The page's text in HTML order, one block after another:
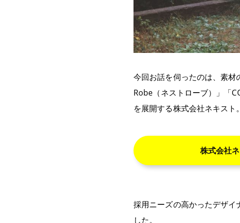
今回お話を伺ったのは、素
Robe（ネストローブ）」「
を展開する株式会社ネキスト。
株式会社
採用ニーズの高かったデザイ
した。